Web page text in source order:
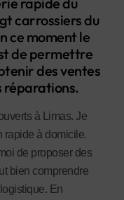
carrossiers du
ce moment le
de permettre
des ventes
réparations.
à Limas. Je
rapide à domicile.
de proposer des
bien comprendre
En